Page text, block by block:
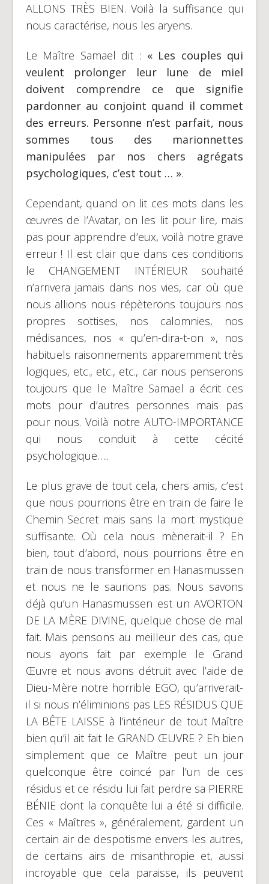
ALLONS TRÈS BIEN. Voilà la suffisance qui
nous caractérise, nous les aryens.
Le Maître Samael dit : « Les couples qui
veulent prolonger leur lune de miel
doivent comprendre ce que signifie
pardonner au conjoint quand il commet
des erreurs. Personne n’est parfait, nous
sommes tous des marionnettes
manipulées par nos chers agrégats
psychologiques, c’est tout … ».
Cependant, quand on lit ces mots dans les
œuvres de l’Avatar, on les lit pour lire, mais
pas pour apprendre d’eux, voilà notre grave
erreur ! Il est clair que dans ces conditions
le CHANGEMENT INTÉRIEUR souhaité
n’arrivera jamais dans nos vies, car où que
nous allions nous répèterons toujours nos
propres sottises, nos calomnies, nos
médisances, nos « qu’en-dira-t-on », nos
habituels raisonnements apparemment très
logiques, etc., etc., etc., car nous penserons
toujours que le Maître Samael a écrit ces
mots pour d’autres personnes mais pas
pour nous. Voilà notre AUTO-IMPORTANCE
qui nous conduit à cette cécité
psychologique…..
Le plus grave de tout cela, chers amis, c’est
que nous pourrions être en train de faire le
Chemin Secret mais sans la mort mystique
suffisante. Où cela nous mènerait-il ? Eh
bien, tout d’abord, nous pourrions être en
train de nous transformer en Hanasmussen
et nous ne le saurions pas. Nous savons
déjà qu’un Hanasmussen est un AVORTON
DE LA MÈRE DIVINE, quelque chose de mal
fait. Mais pensons au meilleur des cas, que
nous ayons fait par exemple le Grand
Œuvre et nous avons détruit avec l’aide de
Dieu-Mère notre horrible EGO, qu’arriverait-
il si nous n’éliminions pas LES RÉSIDUS QUE
LA BÊTE LAISSE à l’intérieur de tout Maître
bien qu’il ait fait le GRAND ŒUVRE ? Eh bien
simplement que ce Maître peut un jour
quelconque être coincé par l’un de ces
résidus et ce résidu lui fait perdre sa PIERRE
BÉNIE dont la conquête lui a été si difficile.
Ces « Maîtres », généralement, gardent un
certain air de despotisme envers les autres,
de certains airs de misanthropie et, aussi
incroyable que cela paraisse, ils peuvent